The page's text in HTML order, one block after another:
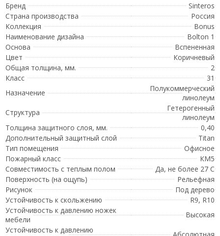
Бренд
Sinteros
Страна производства
Россия
Коллекция
Bonus
Наименование дизайна
Bolton 1
Основа
Вспененная
Цвет
Коричневый
Общая толщина, мм.
2
Класс
31
Назначение
Полукоммерческий
линолеум
Структура
Гетерогенный
линолеум
Толщина защитного слоя, мм.
0,40
Дополнительный защитный слой
Titan
Тип помещения
Офисное
Пожарный класс
КМ5
Совместимость с теплым полом
Да, не более 27 С
Поверхность (на ощупь)
Рельефная
Рисунок
Под дерево
Устойчивость к скольжению
R9, R10
Устойчивость к давлению ножек
мебели
Высокая
Устойчивость к давлению
Абсолютная